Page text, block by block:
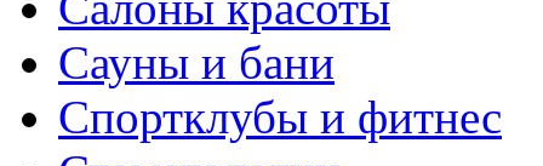
Сауны и бани
Спортклубы и фитнес